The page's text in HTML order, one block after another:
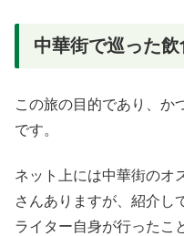
中華街で巡った飲
この旅の目的であり、か
です。
ネット上には中華街のオ
さんありますが、紹介し
ライター自身が行ったこ